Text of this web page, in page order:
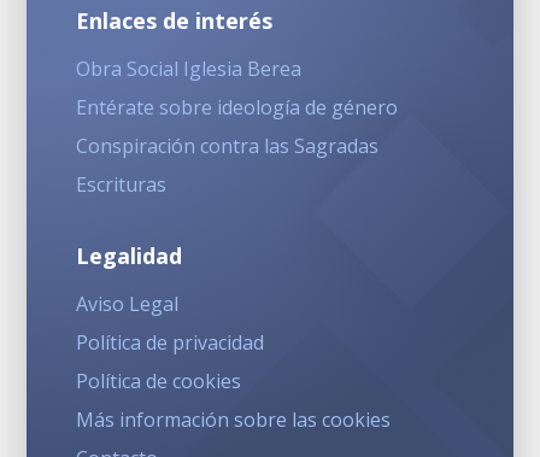
Enlaces de interés
Obra Social Iglesia Berea
Entérate sobre ideología de género
Conspiración contra las Sagradas
Escrituras
Legalidad
Aviso Legal
Política de privacidad
Política de cookies
Más información sobre las cookies